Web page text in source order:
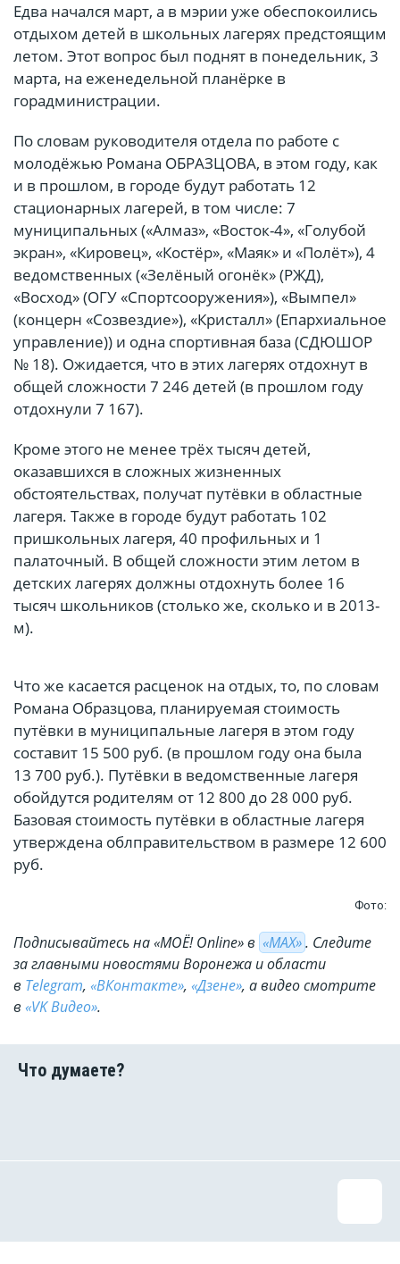
Едва начался март, а в мэрии уже обеспокоились
отдыхом детей в школьных лагерях предстоящим
летом. Этот вопрос был поднят в понедельник, 3
марта, на еженедельной планёрке в
горадминистрации.
По словам руководителя отдела по работе с
молодёжью Романа ОБРАЗЦОВА, в этом году, как
и в прошлом, в городе будут работать 12
стационарных лагерей, в том числе: 7
муниципальных («Алмаз», «Восток-4», «Голубой
экран», «Кировец», «Костёр», «Маяк» и «Полёт»), 4
ведомственных («Зелёный огонёк» (РЖД),
«Восход» (ОГУ «Спортсооружения»), «Вымпел»
(концерн «Созвездие»), «Кристалл» (Епархиальное
управление)) и одна спортивная база (СДЮШОР
№ 18). Ожидается, что в этих лагерях отдохнут в
общей сложности 7 246 детей (в прошлом году
отдохнули 7 167).
Кроме этого не менее трёх тысяч детей,
оказавшихся в сложных жизненных
обстоятельствах, получат путёвки в областные
лагеря. Также в городе будут работать 102
пришкольных лагеря, 40 профильных и 1
палаточный. В общей сложности этим летом в
детских лагерях должны отдохнуть более 16
тысяч школьников (столько же, сколько и в 2013-
м).
Что же касается расценок на отдых, то, по словам
Романа Образцова, планируемая стоимость
путёвки в муниципальные лагеря в этом году
составит 15 500 руб. (в прошлом году она была
13 700 руб.). Путёвки в ведомственные лагеря
обойдутся родителям от 12 800 до 28 000 руб.
Базовая стоимость путёвки в областные лагеря
утверждена облправительством в размере 12 600
руб.
Фото:
Подписывайтесь на «МОЁ! Online» в «МАХ». Cледите
за главными новостями Воронежа и области
в Telegram, «ВКонтакте», «Дзене», а видео смотрите
в «VK Видео».